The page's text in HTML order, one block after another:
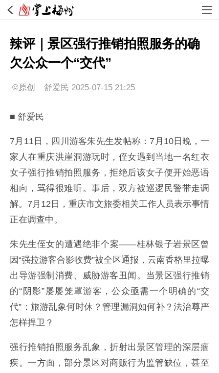
辣评｜景区强行推销拍照服务的确
欠公众一个“交代”
©原创 舒爱民 2025-07-15 21:25
■ 舒爱民
7月11日，四川游客朱先生发帖称：7月10日晚，一
家人在重庆洪崖洞游玩时，侄女遇到当地一名红衣
女子强行推销拍照服务，拒绝后该女子便开始恶语
相向，骂得很难听。事后，双方被巡逻民警带走调
解。7月12日，重庆市文旅委相关工作人员表示事情
正在调查中。
朱先生侄女的遭遇绝非个案——桂林银子岩景区曾
因“强拉游客合影收费”被全区通报，云南香格里拉曝
出导游强制消费、威胁游客丑闻。当景区强行推销
的“阴影”屡屡笼罩游客，公众亟需一个明确的“交
代”：旅游乱象何时休？管理漏洞如何补？法治尊严
怎样捍卫？
强行推销拍照服务乱象，折射出景区管理的深层痼
疾。一方面，部分景区对商贩行为监管缺位，甚至